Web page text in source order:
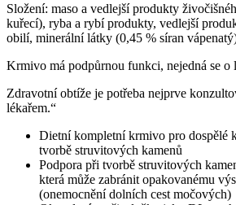
Složení: maso a vedlejší produkty
kuřecí), ryba a rybí produkty, vedlejší
obilí, minerální látky (0,45 % síran
Krmivo má podpůrnou funkci, nejedná se o
Zdravotní obtíže je potřeba nejprve
lékařem.“
Dietní kompletní krmivo pro dospělé
tvorbě struvitových kamenů
Podpora při tvorbě struvitových
která může zabránit opakovanému
(onemocnění dolních cest močových)